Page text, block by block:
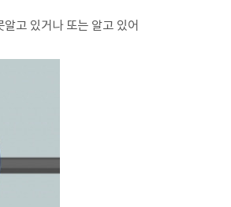
고 있거나 또는 알고 있어